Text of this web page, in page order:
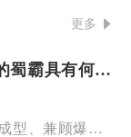
更多
少年三国志中的蜀霸具有何种意义
蜀霸是蜀国阵营成型、兼顾爆发与生存的核心时装载体，既是蜀国全...